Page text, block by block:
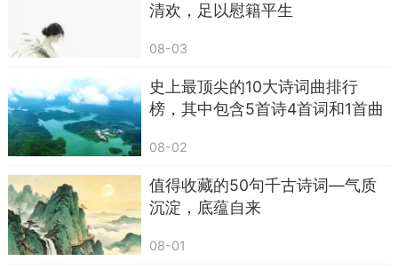
有时候不想社交、只想躲清静，就会想象自
己“行到水穷处，坐看云起时”；偶尔某个夜晚莫名
想起一个人，心里轻轻一动：“思君如满月，夜夜减
清辉”——你不必承认自己有多挂念谁，但那股淡淡
的惦记，它就在那里。
慢慢地，我发现，读一首好诗，其实很像遇见
一个不合时代、却极有风骨的美人。你可能只跟她
对视一瞬间，可那一眼，足够你记很多年。又或者
像一盏好茶，刚入口可能平平无奇，回味一圈，才
清欢，足以慰籍平生
08-03
史上最顶尖的10大诗词曲排行
榜，其中包含5首诗4首词和1首曲
08-02
值得收藏的50句千古诗词—气质
沉淀，底蕴自来
08-01